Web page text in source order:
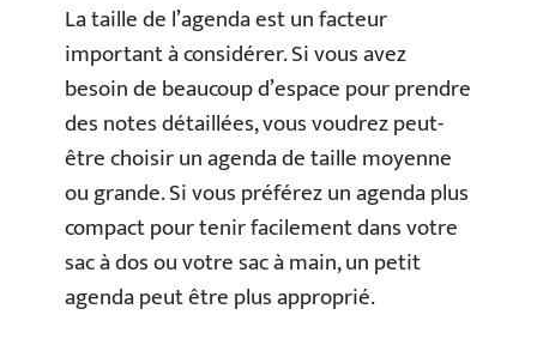
La taille de l’agenda est un facteur
important à considérer. Si vous avez
besoin de beaucoup d’espace pour prendre
des notes détaillées, vous voudrez peut-
être choisir un agenda de taille moyenne
ou grande. Si vous préférez un agenda plus
compact pour tenir facilement dans votre
sac à dos ou votre sac à main, un petit
agenda peut être plus approprié.